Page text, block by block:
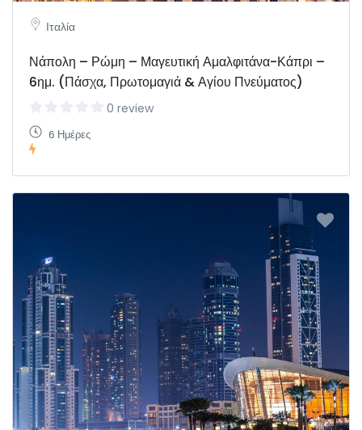
Ιταλία
Νάπολη – Ρώμη – Μαγευτική Αμαλφιτάνα-Κάπρι –
6ημ. (Πάσχα, Πρωτομαγιά & Αγίου Πνεύματος)
0 review
6 Ημέρες